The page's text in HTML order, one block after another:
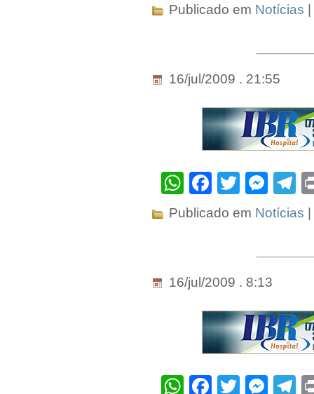
Publicado em Notícias
16/jul/2009 . 21:55
WhatsApp
Facebook
Twitter
Publicado em Notícias
16/jul/2009 . 8:13
WhatsApp
Facebook
Twitter